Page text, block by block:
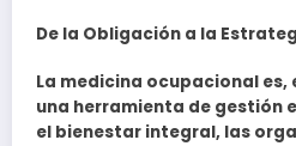
De la Obligación a la
La medicina ocupacional
una herramienta de gestión
el bienestar integral, las